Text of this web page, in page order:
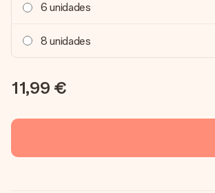
6 unidades
8 unidades
11,99 €